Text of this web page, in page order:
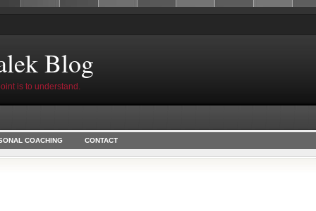
Blog
is to understand.
COACHING CONTACT